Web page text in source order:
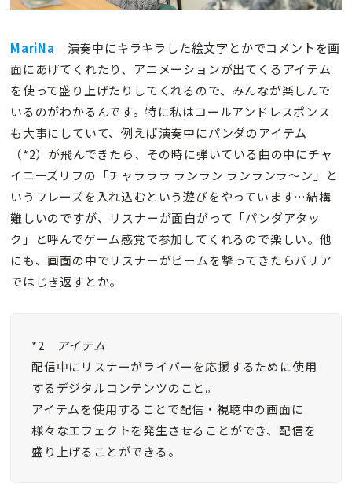
MariNa 演奏中にキラキラした絵文字とかでコメントを画
面にあげてくれたり、アニメーションが出てくるアイテム
を使って盛り上げたりしてくれるので、みんなが楽しんで
いるのがわかるんです。特に私はコールアンドレスポンス
も大事にしていて、例えば演奏中にパンダのアイテム
（*2）が飛んできたら、その時に弾いている曲の中にチャ
イニーズリフの「チャラララ ランラン ランランラ〜ン」と
いうフレーズを入れ込むという遊びをやっています…結構
難しいのですが、リスナーが面白がって「パンダアタッ
ク」と呼んでゲーム感覚で参加してくれるので楽しい。他
にも、画面の中でリスナーがビームを撃ってきたらバリア
ではじき返すとか。
*2 アイテム
配信中にリスナーがライバーを応援するために使用
するデジタルコンテンツのこと。
アイテムを使用することで配信・視聴中の画面に
様々なエフェクトを発生させることができ、配信を
盛り上げることができる。